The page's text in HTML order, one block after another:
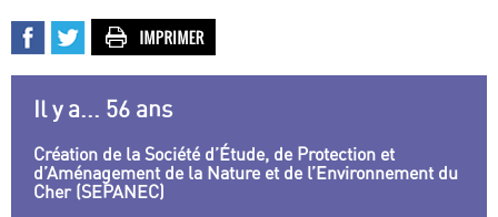
Il y a... 56 ans
Création de la Société d’Étude, de Protection et
d’Aménagement de la Nature et de l’Environnement du
Cher (SEPANEC)